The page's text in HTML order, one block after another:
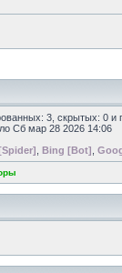
3, скрытых: 0
Сб мар 28 2026 14:06
Bing [Bot]